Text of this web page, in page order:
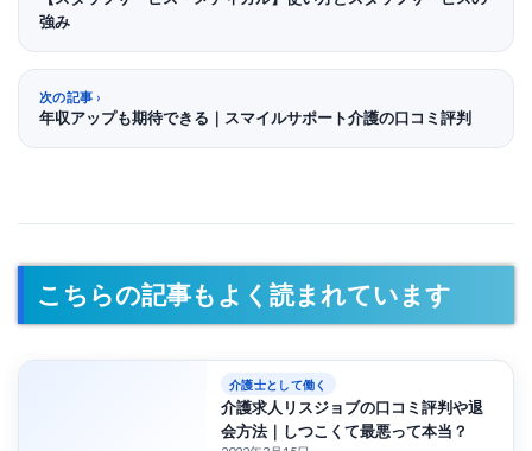
強み
次の記事
年収アップも期待できる｜スマイルサポート介護の口コミ評判
こちらの記事もよく読まれています
介護士として働く
介護求人リスジョブの口コミ評判や退
会方法｜しつこくて最悪って本当？